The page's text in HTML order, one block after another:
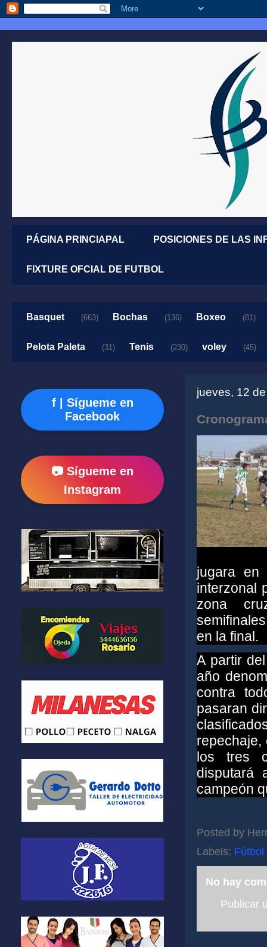
PÁGINA PRINCIAPAL POSICIONES DE LAS
FIXTURE OFCIAL DE FUTBOL
Basquet (663) Bochas (136) Boxeo (81)
Pelota Paleta (31) Tenis (230) voley (45)
jueves, 12
jugara
interzonal
zona
en la final.
A partir
año
contra
pasaran
los tres
disputará
campeón
Posted by
Labels: Fútbol
No hay
Publicar
f | Sígueme en
Facebook
📷 Sígueme en
Instagram